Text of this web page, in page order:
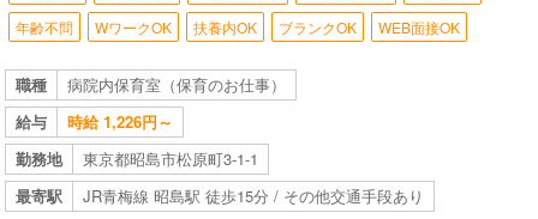
年齢不問
WワークOK 扶養内OK ブランクOK WEB面接OK
職種
病院内保育室（保育のお仕事）
給与
時給 1,226円～
勤務地
東京都昭島市松原町3-1-1
最寄駅
JR青梅線 昭島駅 徒歩15分 / その他交通手段あり